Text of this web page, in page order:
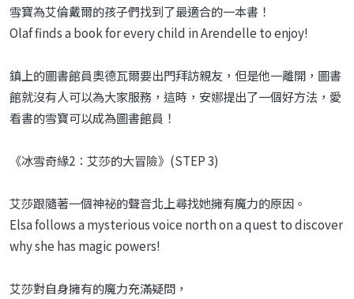
雪寶為艾倫戴爾的孩子們找到了最適合的一本書！
Olaf finds a book for every child in Arendelle to enjoy!
鎮上的圖書館員奧德瓦爾要出門拜訪親友，但是他一離開，圖書
館就沒有人可以為大家服務，這時，安娜提出了一個好方法，愛
看書的雪寶可以成為圖書館員！
《冰雪奇緣2：艾莎的大冒險》(STEP 3)
艾莎跟隨著一個神祕的聲音北上尋找她擁有魔力的原因。
Elsa follows a mysterious voice north on a quest to discover
why she has magic powers!
艾莎對自身擁有的魔力充滿疑問，